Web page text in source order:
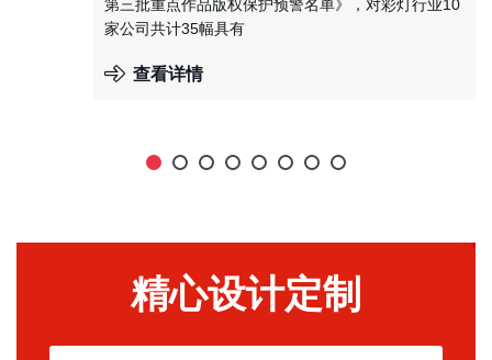
第三批重点作品版权保护预警名单》，对彩灯行业10
家公司共计35幅具有
查看详情
精心设计定制